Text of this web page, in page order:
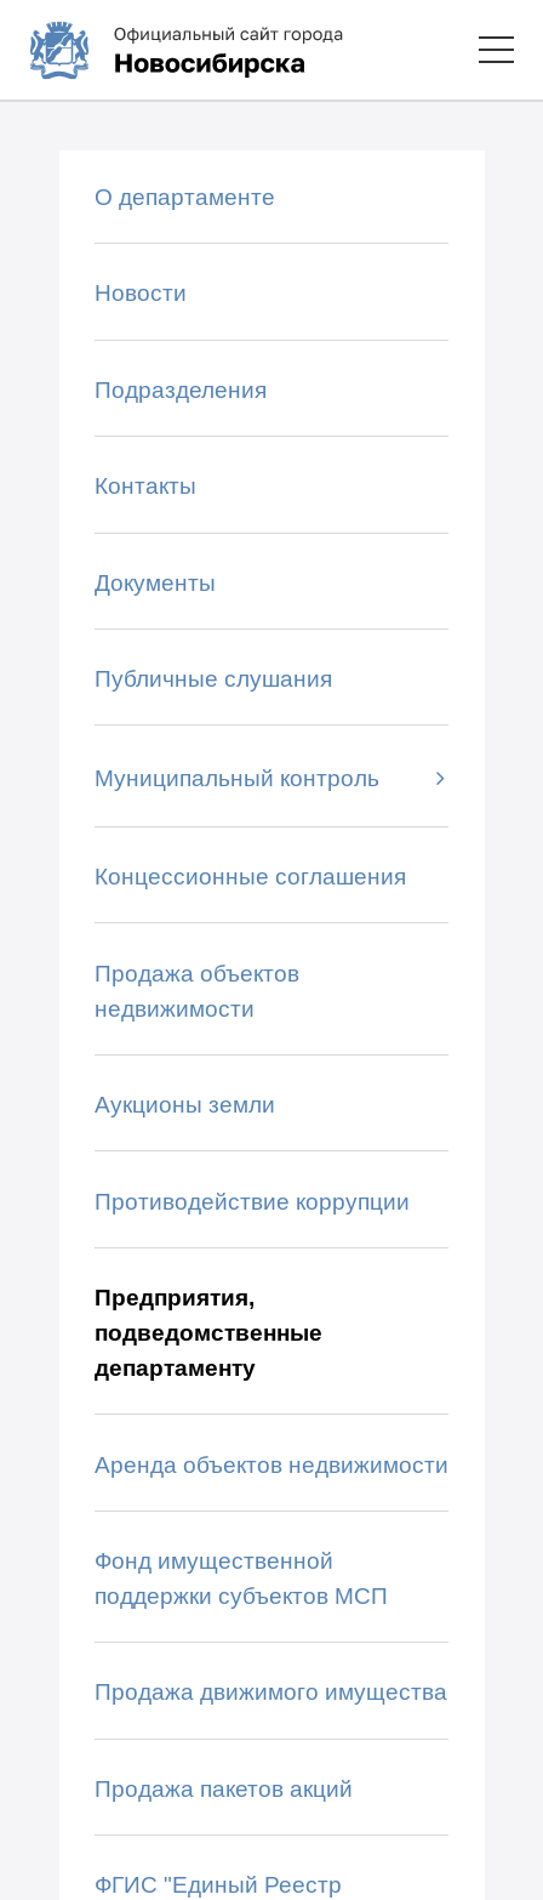
О департаменте
Новости
Подразделения
Контакты
Документы
Публичные слушания
Муниципальный контроль
Концессионные соглашения
Продажа объектов
недвижимости
Аукционы земли
Противодействие коррупции
Предприятия,
подведомственные
департаменту
Аренда объектов недвижимости
Фонд имущественной
поддержки субъектов МСП
Продажа движимого имущества
Продажа пакетов акций
ФГИС "Единый Реестр